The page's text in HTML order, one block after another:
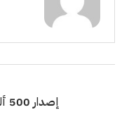
إصدار 500 ألف سجل عقاري في 5 مدن